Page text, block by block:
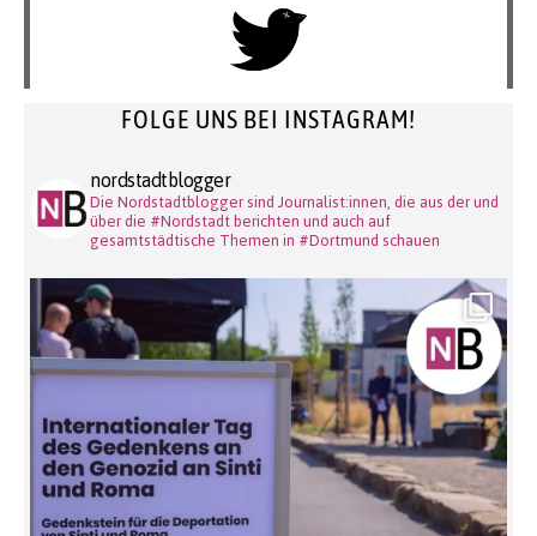
FOLGE UNS BEI INSTAGRAM!
nordstadtblogger
Die Nordstadtblogger sind Journalist:innen, die aus der und
über die #Nordstadt berichten und auch auf
gesamtstädtische Themen in #Dortmund schauen